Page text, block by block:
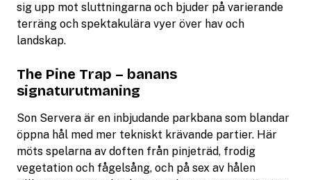
sig upp mot sluttningarna och bjuder på varierande
terräng och spektakulära vyer över hav och
landskap.
The Pine Trap – banans
signaturutmaning
Son Servera är en inbjudande parkbana som blandar
öppna hål med mer tekniskt krävande partier. Här
möts spelarna av doften från pinjeträd, frodig
vegetation och fågelsång, och på sex av hålen